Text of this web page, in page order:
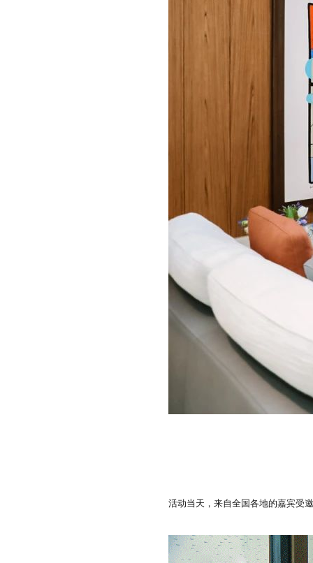
活动当天，来自全国各地的嘉宾受